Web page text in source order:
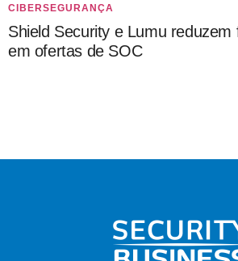
CIBERSEGURANÇA
Shield Security e Lumu reduzem
em ofertas de SOC